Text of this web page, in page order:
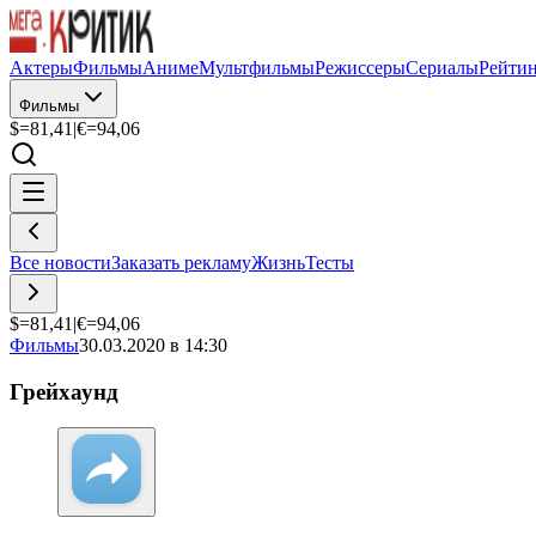
АктерыФильмыАнимеМультфильмыРежиссерыСериалы
Фильмы
$=81,41 |€=94,06
Все новостиЗаказать рекламуЖизньТесты
$=81,41 |€=94,06
Фильмы30.03.2020 в 14:30
Грейхаунд